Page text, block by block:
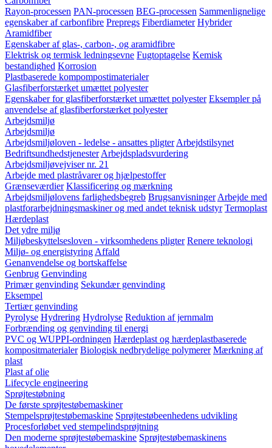
Rayon-processen PAN-processen BEG-processen Sammenlignelige
egenskaber af carbonfibre Prepregs Fiberdiameter Hybrider
Aramidfiber
Egenskaber af glas-, carbon-, og aramidfibre
Elektrisk og termisk ledningsevne Fugtoptagelse Kemisk
bestandighed Korrosion
Plastbaserede kompompostimaterialer
Glasfiberforstærket umættet polyester
Egenskaber for glasfiberforstærket umættet polyester Eksempler på
anvendelse af glasfiberforstærket polyester
Arbejdsmiljø
Arbejdsmiljø
Arbejdsmiljøloven - ledelse - ansattes pligter Arbejdstilsynet
Bedriftsundhedstjenester Arbejdspladsvurdering
Arbejdsmiljøvejviser nr. 21
Arbejde med plastråvarer og hjælpestoffer
Grænseværdier Klassificering og mærkning
Arbejdsmiljølovens farlighedsbegreb Brugsanvisninger Arbejde med
plastforarbejdningsmaskiner og med andet teknisk udstyr Termoplast
Hærdeplast
Det ydre miljø
Miljøbeskyttelsesloven - virksomhedens pligter Renere teknologi
Miljø- og energistyring Affald
Genanvendelse og bortskaffelse
Genbrug Genvinding
Primær genvinding Sekundær genvinding
Eksempel
Tertiær genvinding
Pyrolyse Hydrering Hydrolyse Reduktion af jernmalm
Forbrænding og genvinding til energi
PVC og WUPPI-ordningen Hærdeplast og hærdeplastbaserede
kompositmaterialer Biologisk nedbrydelige polymerer Mærkning af
plast
Plast af olie
Lifecycle engineering
Sprøjtestøbning
De første sprøjtestøbemaskiner
Stempelsprøjtestøbemaskine Sprøjtestøbeenhedens udvikling
Procesforløbet ved stempelindsprøjtning
Den moderne sprøjtestøbemaskine Sprøjtestøbemaskinens